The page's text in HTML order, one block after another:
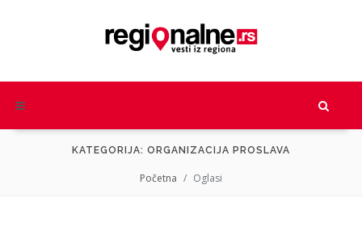
KATEGORIJA: ORGANIZACIJA PROSLAVA
Početna Oglasi